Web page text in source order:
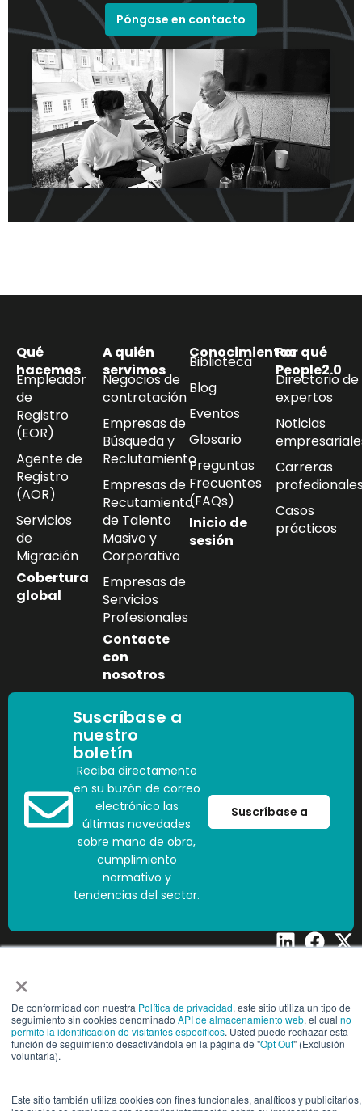
×
De conformidad con nuestra Política de privacidad, este sitio utiliza un tipo de
seguimiento sin cookies denominado API de almacenamiento web, el cual no
permite la identificación de visitantes específicos. Usted puede rechazar esta
función de seguimiento desactivándola en la página de "Opt Out" (Exclusión
voluntaria).
Este sitio también utiliza cookies con fines funcionales, analíticos y publicitarios,
Póngase en contacto
Qué
hacemos
Empleador
de
Registro
(EOR)
Agente de
Registro
(AOR)
Servicios
de
Migración
Cobertura
global
A quién
servimos
Negocios de
contratación
Empresas de
Búsqueda y
Reclutamiento
Empresas de
Recutamiento
de Talento
Masivo y
Corporativo
Empresas de
Servicios
Profesionales
Contacte
con
nosotros
Conocimientos
Biblioteca
Blog
Eventos
Glosario
Preguntas
Frecuentes
(FAQs)
Inicio de
sesión
Por qué
People2.0
Directorio de
expertos
Noticias
Carreras
Casos
prácticos
Suscríbase a
nuestro
boletín
Reciba directamente
en su buzón de correo
electrónico las
últimas novedades
sobre mano de obra,
cumplimiento
normativo y
tendencias del sector.
Suscríbase a
Centro de ConfianzaCentro de
confianza